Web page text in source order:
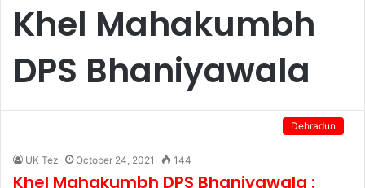
Khel Mahakumbh
DPS Bhaniyawala
Dehradun
UK Tez October 24, 2021 144
Khel Mahakumbh DPS Bhaniyawala :